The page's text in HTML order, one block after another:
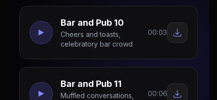
Bar and Pub 10
Cheers and toasts,
celebratory bar crowd
00:03
Bar and Pub 11
Muffled conversations,
00:06